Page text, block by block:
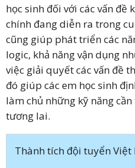
học sinh đối với các vấn đề
chính đang diễn ra trong
cũng giúp phát triển các
logic, khả năng vận dụng
việc giải quyết các vấn đề
đó giúp các em học sinh
làm chủ những kỹ năng
tương lai.
Thành tích đội tuyển Việt